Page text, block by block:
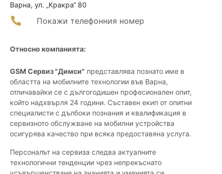
Варна, ул. „Кракра“ 80
Покажи телефонния номер
Относно компанията:
GSM Сервиз "Димси" представлява познато име в
областта на мобилните технологии във Варна,
отличавайки се с дългогодишен професионален опит,
който надхвърля 24 години. Съставен екип от опитни
специалисти с дълбоки познания и квалификация в
сервизното обслужване на мобилни устройства
осигурява качество при всяка предоставяна услуга.
Персоналът на сервиза следва актуалните
технологични тенденции чрез непрекъснато